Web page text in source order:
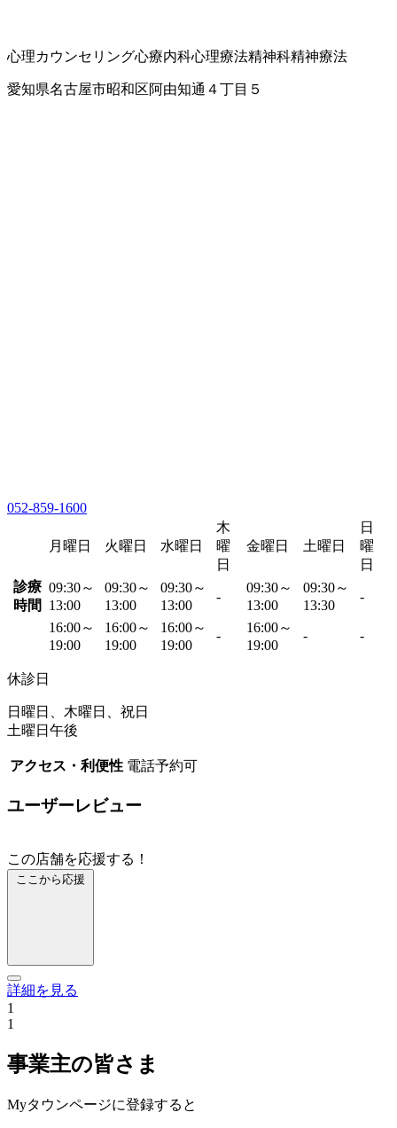
心理カウンセリング心療内科心理療法精神科精神療法
愛知県名古屋市昭和区阿由知通４丁目５
052-859-1600
月曜日 火曜日 水曜日
木
曜
日
金曜日 土曜日
日
曜
日
診療
時間
09:30～
13:00
09:30～
13:00
09:30～
13:00
-
09:30～
13:00
09:30～
13:30
-
16:00～
19:00
16:00～
19:00
16:00～
19:00
-
16:00～
19:00
- -
休診日
日曜日、木曜日、祝日
土曜日午後
アクセス・利便性 電話予約可
ユーザーレビュー
この店舗を応援する！
ここから応援
詳細を見る
1
1
事業主の皆さま
Myタウンページに登録すると